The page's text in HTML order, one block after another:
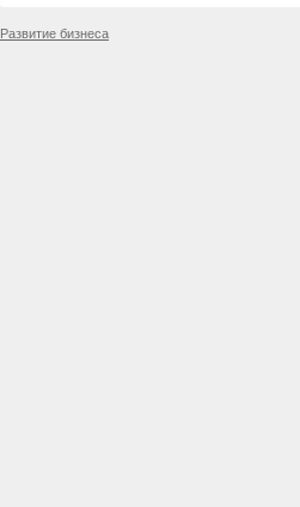
Развитие бизнеса